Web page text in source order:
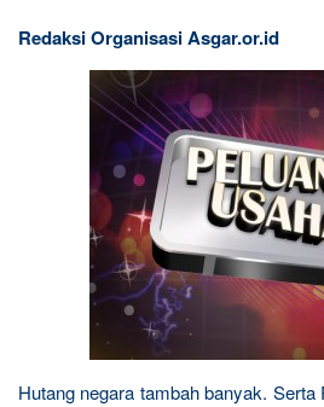
Redaksi Organisasi Asgar.or.id
Hutang negara tambah banyak.